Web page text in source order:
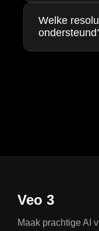
Tekst naar Beeld
Beeldgeneratie
afhankelijk van
Hogere
Welke
Veo 3
Maak prachtige AI